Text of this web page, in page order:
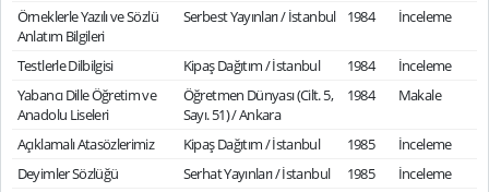
Örneklerle Yazılı ve Sözlü
Anlatım Bilgileri
Serbest Yayınları / İstanbul 1984 İnceleme
Testlerle Dilbilgisi Kipaş Dağıtım / İstanbul 1984
İnceleme
Yabancı Dille Öğretim ve
Anadolu Liseleri
Öğretmen Dünyası (Cilt. 5,
Sayı. 51) / Ankara
1984 Makale
Açıklamalı Atasözlerimiz Kipaş Dağıtım / İstanbul 1985
İnceleme
Deyimler Sözlüğü
Serhat Yayınları / İstanbul 1985
İnceleme